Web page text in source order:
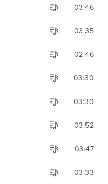
03:46
03:35
02:46
03:30
03:30
03:52
03:47
03:33